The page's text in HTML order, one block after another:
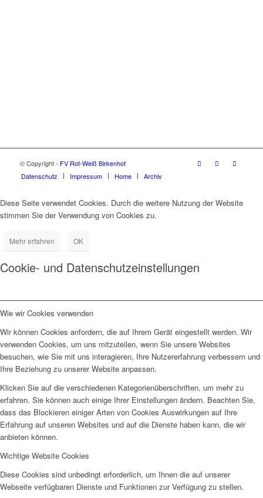
© Copyright - FV Rot-Weiß Birkenhof
Datenschutz
Impressum Home Archiv
Diese Seite verwendet Cookies. Durch die weitere Nutzung der Website
stimmen Sie der Verwendung von Cookies zu.
Mehr erfahren OK
Cookie- und Datenschutzeinstellungen
Wie wir Cookies verwenden
Wir können Cookies anfordern, die auf Ihrem Gerät eingestellt werden. Wir
verwenden Cookies, um uns mitzuteilen, wenn Sie unsere Websites
besuchen, wie Sie mit uns interagieren, Ihre Nutzererfahrung verbessern und
Ihre Beziehung zu unserer Website anpassen.
Klicken Sie auf die verschiedenen Kategorienüberschriften, um mehr zu
erfahren. Sie können auch einige Ihrer Einstellungen ändern. Beachten Sie,
dass das Blockieren einiger Arten von Cookies Auswirkungen auf Ihre
Erfahrung auf unseren Websites und auf die Dienste haben kann, die wir
anbieten können.
Wichtige Website Cookies
Diese Cookies sind unbedingt erforderlich, um Ihnen die auf unserer
Webseite verfügbaren Dienste und Funktionen zur Verfügung zu stellen.